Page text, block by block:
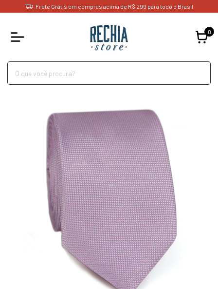
Frete Grátis em compras acima de R$ 299 para todo o Brasil
0